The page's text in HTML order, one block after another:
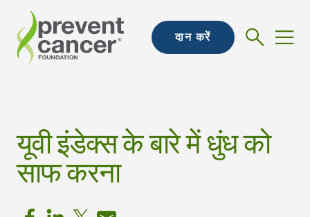
दान करें
यूवी इंडेक्स के बारे में धुंध को
साफ करना